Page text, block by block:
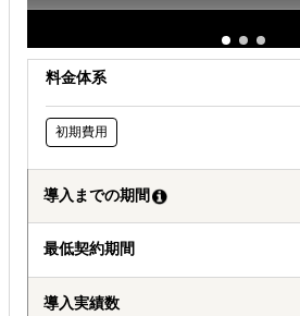
料金体系
初期費用
導入までの期間
最低契約期間
導入実績数